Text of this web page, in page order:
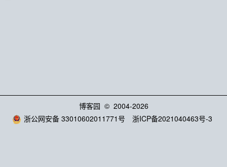
博客园 © 2004-2026
浙公网安备 33010602011771号
浙ICP备2021040463号-3